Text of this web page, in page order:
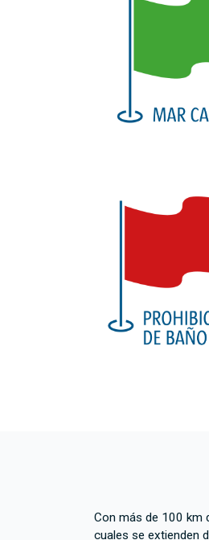
Con más de 100 km
cuales se extienden